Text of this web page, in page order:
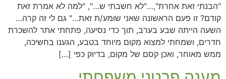
"הבנתי זאת אחרת",…"לא חשבתי ש…", "למה לא אמרת זאת
קודם? זו פעם הראשונה שאני שומע/ת זאת…" גם לי זה קרה…
השעה הייתה שבע בערב, תוך כדי נסיעה, פתחתי אתר להשכרת
חדרים, ושמחתי למצוא מקום מיוחד בטבע, הגענו בחשיכה,
ממש מאוחר, ואכן קסם של מקום, בדיוק כפי […]